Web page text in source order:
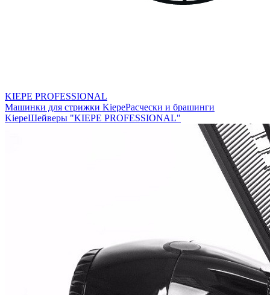
KIEPE PROFESSIONAL
Машинки для стрижки KiepeРасчески и брашинги
KiepeШейверы "KIEPE PROFESSIONAL"